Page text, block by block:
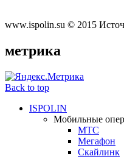
www.ispolin.su © 2015
метрика
Back to top
ISPOLIN
Мобильные
МТС
Мегафон
Скайлинк